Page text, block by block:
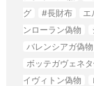
グ
#長財布 エ
ンローラン偽物
バレンシアガ偽物
ボッテガヴェネ
イヴィトン偽物